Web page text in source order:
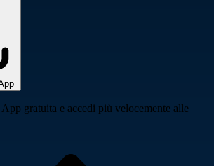
gratuita e accedi più velocemente alle